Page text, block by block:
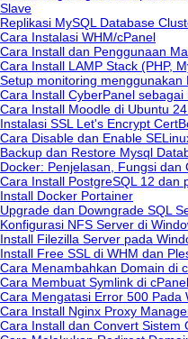
Slave
Replikasi MySQL Database
Cara Instalasi WHM/cPanel
Cara Install dan Penggunaan
Cara Install LAMP Stack (PHP,
Setup monitoring menggunakan
Cara Install CyberPanel
Cara Install Moodle di Ubuntu
Instalasi SSL Let's Encrypt
Cara Disable dan Enable
Backup dan Restore Mysql
Docker: Penjelasan, Fungsi dan
Cara Install PostgreSQL 12 dan
Install Docker Portainer
Upgrade dan Downgrade SQL
Konfigurasi NFS Server di
Install Filezilla Server pada
Install Free SSL di WHM dan
Cara Menambahkan Domain di
Cara Membuat Symlink di cPanel
Cara Mengatasi Error 500 Pada
Cara Install Nginx Proxy
Cara Install dan Convert Sistem